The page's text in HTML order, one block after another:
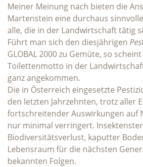
Meiner Meinung nach bieten die
Martenstein eine durchaus
alle, die in der Landwirtschaft tätig
Führt man sich den diesjährigen
GLOBAL 2000 zu Gemüte, so
Toilettenmotto in der
ganz angekommen.
Die in Österreich eingesetzte
den letzten Jahrzehnten, trotz aller
fortschreitender Auswirkungen auf
nur minimal verringert.
Biodiversitätsverlust, kaputter
Lebensraum für die nächsten
bekannten Folgen.